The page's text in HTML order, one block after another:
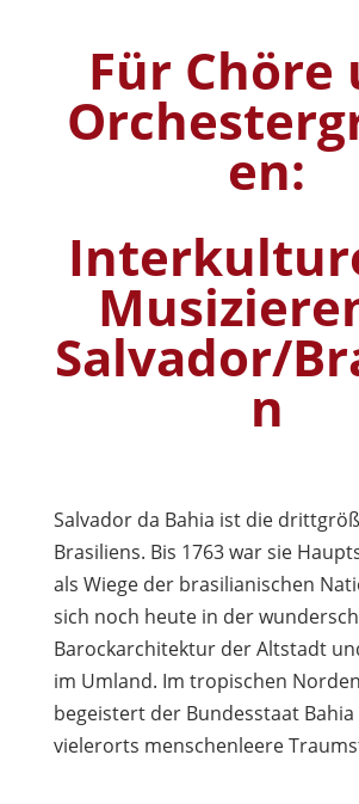
Für Chöre
en:
Salvador/
n
Salvador da Bahia ist die
Brasiliens. Bis 1763 war sie
als Wiege der brasilianischen
sich noch heute in der
Barockarchitektur der Altstadt
im Umland. Im tropischen
begeistert der Bundesstaat
vielerorts menschenleere